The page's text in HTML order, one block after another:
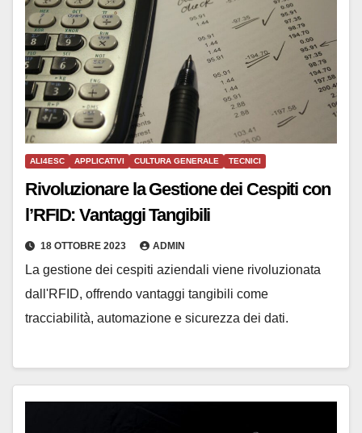
ALI4ESC APPLICATIVI CULTURA GENERALE TECNICI
Rivoluzionare la Gestione dei Cespiti con
l’RFID: Vantaggi Tangibili
18 OTTOBRE 2023 ADMIN
La gestione dei cespiti aziendali viene rivoluzionata
dall'RFID, offrendo vantaggi tangibili come
tracciabilità, automazione e sicurezza dei dati.